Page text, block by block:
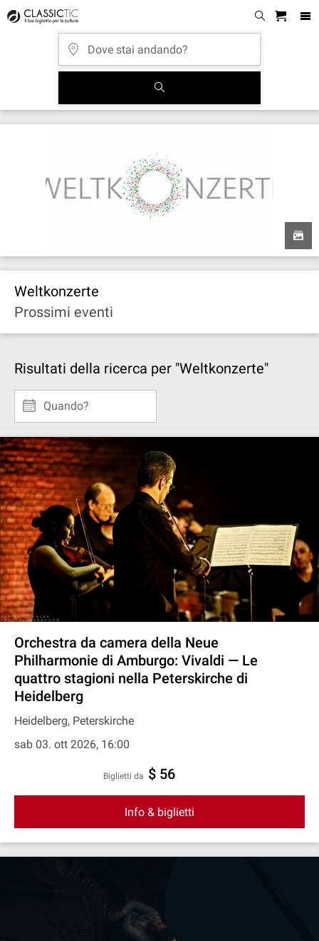
Weltkonzerte
Prossimi eventi
Risultati della ricerca per "Weltkonzerte"
Quando?
Orchestra da camera della Neue
Philharmonie di Amburgo: Vivaldi — Le
quattro stagioni nella Peterskirche di
Heidelberg
Heidelberg, Peterskirche
sab 03. ott 2026, 16:00
Biglietti da $ 56
Info & biglietti